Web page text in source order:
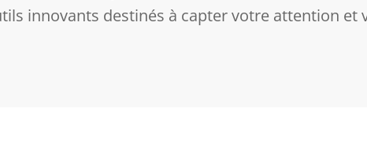
innovants destinés à capter votre attention et